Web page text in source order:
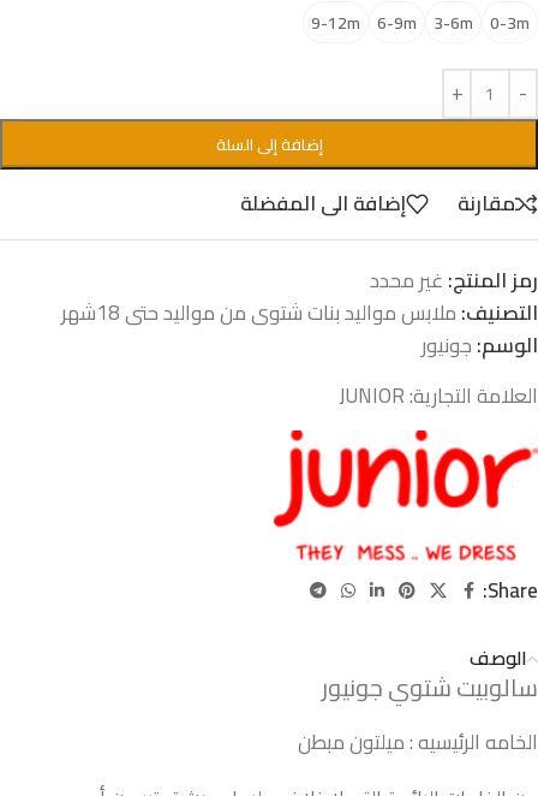
0-3m
3-6m
6-9m
9-12m
إضافة إلى السلة
مقارنة
إضافة الى المفضلة
رمز المنتج:غير محدد
التصنيف:ملابس مواليد بنات شتوى من مواليد حتى 18شهر
الوسم:جونيور
العلامة التجارية:JUNIOR
Share:
الوصف
سالوبيت شتوي جونيور
الخامه الرئيسيه : ميلتون مبطن